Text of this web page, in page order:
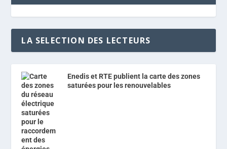
LA SELECTION DES LECTEURS
Enedis et RTE publient la carte des zones
saturées pour les renouvelables